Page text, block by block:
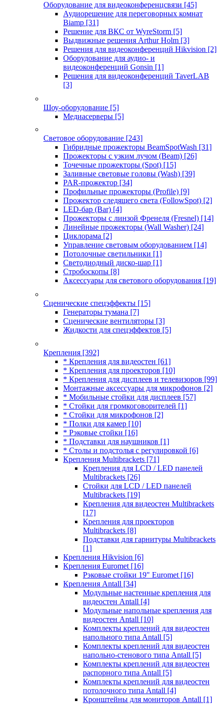
Оборудование для видеоконференцсвязи [45]
Аудиорешение для переговорных комнат
Biamp [31]
Решение для ВКС от WyreStorm [5]
Выдвижные решения Arthur Holm [3]
Решения для видеоконференций Hikvision [2]
Оборудование для аудио- и
видеоконференций Gonsin [1]
Решения для видеоконференций TaverLAB
[3]
Шоу-оборудование [5]
Медиасерверы [5]
Световое оборудование [243]
Гибридные прожекторы BeamSpotWash [31]
Прожекторы с узким лучом (Beam) [26]
Точечные прожекторы (Spot) [15]
Заливные световые головы (Wash) [39]
PAR-прожектор [34]
Профильные прожекторы (Profile) [9]
Прожектор следящего света (FollowSpot) [2]
LED-бар (Bar) [4]
Прожекторы с линзой Френеля (Fresnel) [14]
Линейные прожекторы (Wall Washer) [24]
Циклорама [2]
Управление световым оборудованием [14]
Потолочные светильники [1]
Светодиодный диско-шар [1]
Стробоскопы [8]
Аксессуары для светового оборудования [19]
Сценические спецэффекты [15]
Генераторы тумана [7]
Сценические вентиляторы [3]
Жидкости для спецэффектов [5]
Крепления [392]
* Крепления для видеостен [61]
* Крепления для проекторов [10]
* Крепления для дисплеев и телевизоров [99]
Монтажные аксессуары для микрофонов [2]
* Мобильные стойки для дисплеев [57]
* Стойки для громкоговорителей [1]
* Стойки для микрофонов [2]
* Полки для камер [10]
* Рэковые стойки [16]
* Подставки для наушников [1]
* Столы и подстолья с регулировкой [6]
Крепления Multibrackets [71]
Крепления для LCD / LED панелей
Multibrackets [26]
Стойки для LCD / LED панелей
Multibrackets [19]
Крепления для видеостен Multibrackets
[17]
Крепления для проекторов
Multibrackets [8]
Подставки для гарнитуры Multibrackets
[1]
Крепления Hikvision [6]
Крепления Euromet [16]
Рэковые стойки 19" Euromet [16]
Крепления Antall [34]
Модульные настенные крепления для
видеостен Antall [4]
Модульные напольные крепления для
видеостен Antall [10]
Комплекты креплений для видеостен
напольного типа Antall [5]
Комплекты креплений для видеостен
напольно-стенового типа Antall [5]
Комплекты креплений для видеостен
распорного типа Antall [5]
Комплекты креплений для видеостен
потолочного типа Antall [4]
Кронштейны для мониторов Antall [1]